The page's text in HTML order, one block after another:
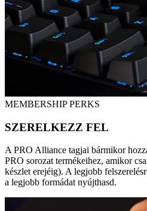
MEMBERSHIP PERKS
SZERELKEZZ FEL
A PRO Alliance tagjai bármikor
PRO sorozat termékeihez, amikor
készlet erejéig). A legjobb
a legjobb formádat nyújthasd.